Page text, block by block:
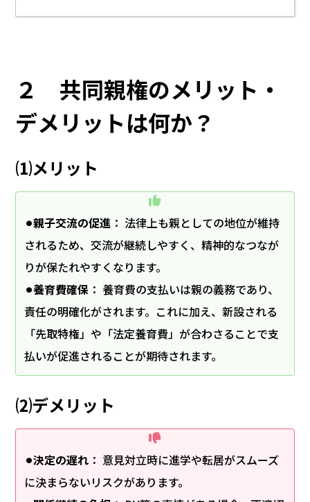
２ 共同親権のメリット・
デメリットは何か？
⑴メリット
⚫︎親子交流の促進 ： 法律上も親としての地位が維持
されるため、交流が継続しやすく、精神的なつなが
りが保たれやすくなります。
⚫︎養育費確保 ： 養育費の支払いは親の義務であり、
責任の明確化がされます。これに加え、新設される
「先取特権」や「法定養育費」が合わさることで支
払いが促進されることが期待されます。
⑵デメリット
⚫︎決定の遅れ ： 意見対立時に進学や転居がスムーズ
に決まらないリスクがあります。